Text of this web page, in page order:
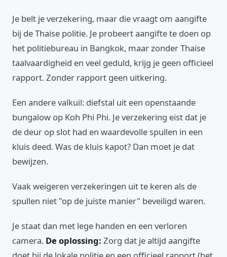
Je belt je verzekering, maar die vraagt om aangifte
bij de Thaise politie. Je probeert aangifte te doen op
het politiebureau in Bangkok, maar zonder Thaise
taalvaardigheid en veel geduld, krijg je geen officieel
rapport. Zonder rapport geen uitkering.
Een andere valkuil: diefstal uit een openstaande
bungalow op Koh Phi Phi. Je verzekering eist dat je
de deur op slot had en waardevolle spullen in een
kluis deed. Was de kluis kapot? Dan moet je dat
bewijzen.
Vaak weigeren verzekeringen uit te keren als de
spullen niet "op de juiste manier" beveiligd waren.
Je staat dan met lege handen en een verloren
camera. De oplossing: Zorg dat je altijd aangifte